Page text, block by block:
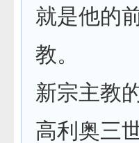
就是他的
教。
新宗主教
高利奥三